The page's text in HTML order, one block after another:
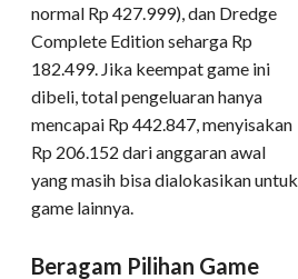
normal Rp 427.999), dan Dredge
Complete Edition seharga Rp
182.499. Jika keempat game ini
dibeli, total pengeluaran hanya
mencapai Rp 442.847, menyisakan
Rp 206.152 dari anggaran awal
yang masih bisa dialokasikan untuk
game lainnya.
Beragam Pilihan Game